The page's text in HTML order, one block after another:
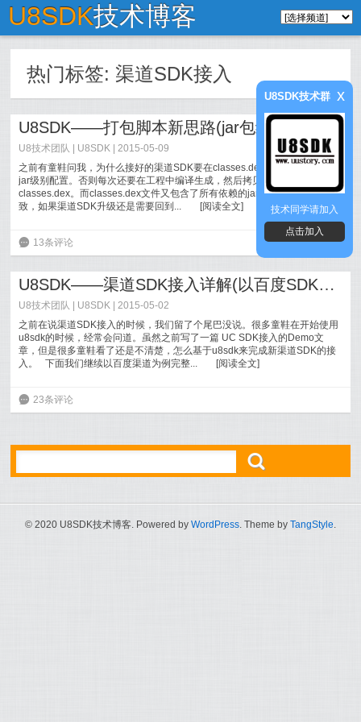
U8SDK技术博客
热门标签: 渠道SDK接入
U8SDK——打包脚本新思路(jar包级别的渠道SDK接入和配置)
U8技术团队 U8SDK | 2015-05-09
之前有童鞋问我，为什么接好的渠道SDK要在classes.dex级别配置，能否在
jar级别配置。否则每次还要在工程中编译生成，然后拷贝bin目录下的
classes.dex。而classes.dex文件又包含了所有依赖的jar包和工程本身。导
致，如果渠道SDK升级还是需要回到...
[阅读全文]
6 13条评论
U8SDK——渠道SDK接入详解(以百度SDK为例)
U8技术团队 U8SDK | 2015-05-02
之前在说渠道SDK接入的时候，我们留了个尾巴没说。很多童鞋在开始使用
u8sdk的时候，经常会问道。虽然之前写了一篇 UC SDK接入的Demo文
章，但是很多童鞋看了还是不清楚，怎么基于u8sdk来完成新渠道SDK的接
入。 下面我们继续以百度渠道为例完整...
[阅读全文]
6 23条评论
ő
© 2020 U8SDK技术博客. Powered by WordPress. Theme by TangStyle.
U8SDK技术群 x
技术同学请加入
点击加入